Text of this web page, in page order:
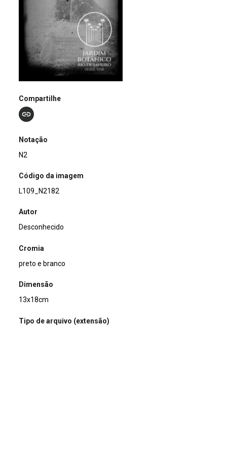
Compartilhe
Notação
N2
Código da imagem
L109_N2182
Autor
Desconhecido
Cromia
preto e branco
Dimensão
13x18cm
Tipo de arquivo (extensão)